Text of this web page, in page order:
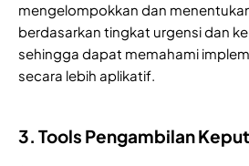
mengelompokkan dan
berdasarkan tingkat urgensi dan
sehingga dapat memahami
secara lebih aplikatif.
3. Tools Pengambilan